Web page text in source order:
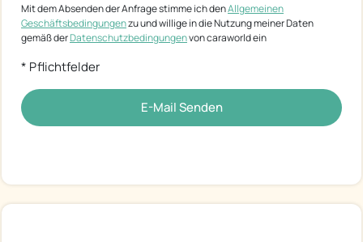
Mit dem Absenden der Anfrage stimme ich denAllgemeinen
Geschäftsbedingungenzu und willige in die Nutzung meiner Daten
gemäß derDatenschutzbedingungenvon caraworld ein
* Pflichtfelder
E-Mail Senden